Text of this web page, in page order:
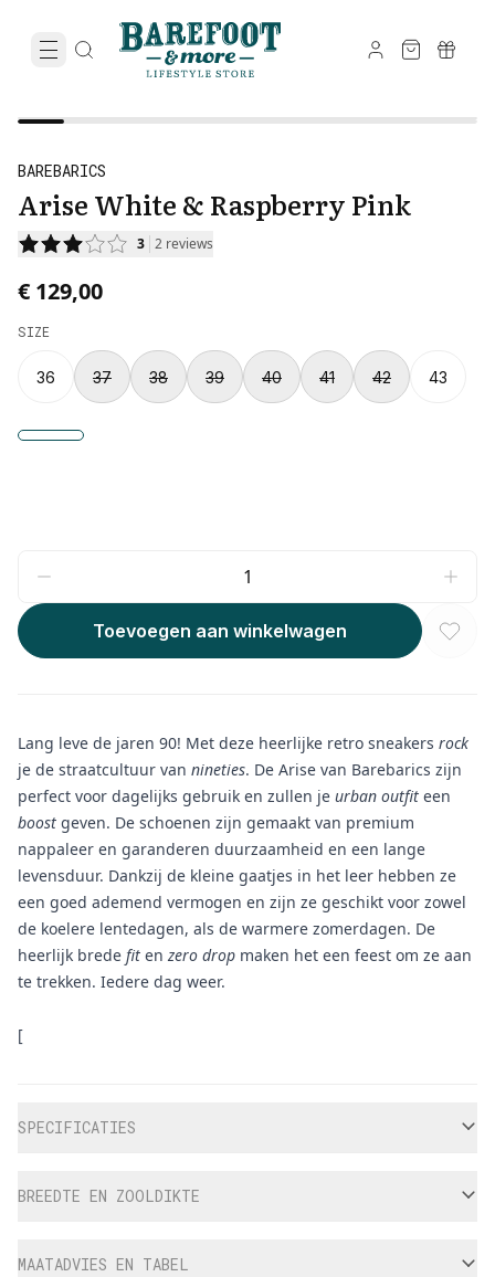
BAREBARICS
Arise White & Raspberry Pink
3 2 reviews
€ 129,00
SIZE
36 37 38 39 40 41 42 43
Toevoegen aan winkelwagen
Lang leve de jaren 90! Met deze heerlijke retro sneakers rock
je de straatcultuur van nineties. De Arise van Barebarics zijn
perfect voor dagelijks gebruik en zullen je urban outfit een
boost geven. De schoenen zijn gemaakt van premium
nappaleer en garanderen duurzaamheid en een lange
levensduur. Dankzij de kleine gaatjes in het leer hebben ze
een goed ademend vermogen en zijn ze geschikt voor zowel
de koelere lentedagen, als de warmere zomerdagen. De
heerlijk brede fit en zero drop maken het een feest om ze aan
te trekken. Iedere dag weer.
[
SPECIFICATIES
BREEDTE EN ZOOLDIKTE
MAATADVIES EN TABEL